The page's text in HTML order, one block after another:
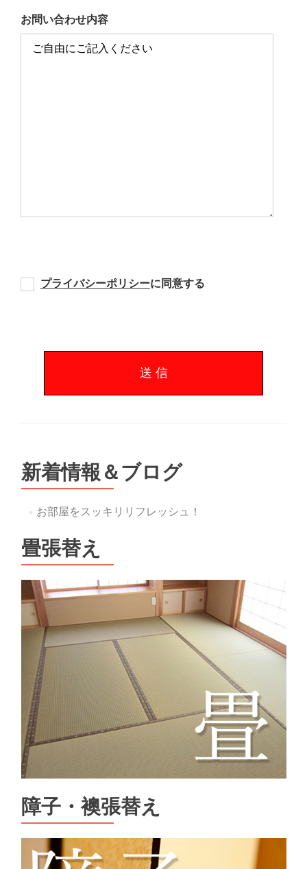
お問い合わせ内容
プライバシーポリシーに同意する
新着情報＆ブログ
お部屋をスッキリリフレッシュ！
畳張替え
障子・襖張替え